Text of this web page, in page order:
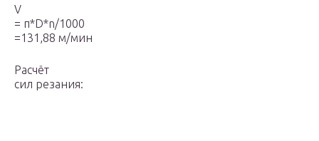
V
= π*D*n/1000
=131,88 м/мин
Расчёт
сил резания: